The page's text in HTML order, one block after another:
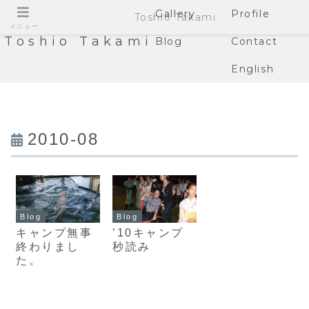
Toshio Takami
Gallery Profile
Blog Contact
English
2010-08
Blog
キャンプ無事
終わりまし
た。
Blog
’10キャンプ
秒読み
メニュー
Toshio Takami